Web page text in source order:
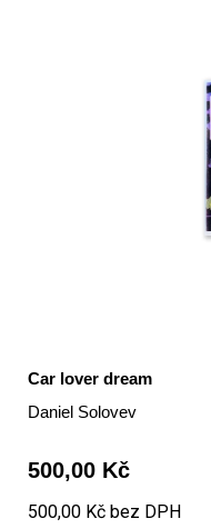
Car lover dream
Daniel Solovev
500,00 Kč
500,00 Kč bez DPH